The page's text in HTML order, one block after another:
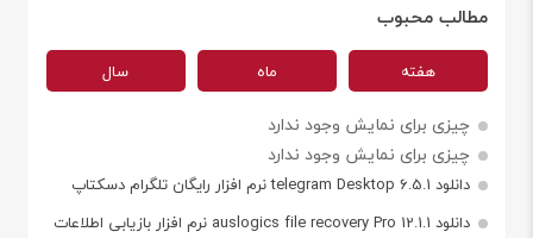
مطالب محبوب
هفته ماه سال
چیزی برای نمایش وجود ندارد
چیزی برای نمایش وجود ندارد
دانلود telegram Desktop 6.5.1 نرم افزار رایگان تلگرام دسکتاپ
دانلود auslogics file recovery Pro 12.1.1 نرم افزار بازیابی اطلاعات